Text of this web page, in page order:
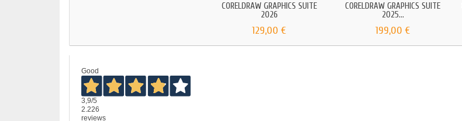
CORELDRAW GRAPHICS SUITE
2026
129,00 €
CORELDRAW GRAPHICS SUITE
2025...
199,00 €
Good
3,9/5
2.226
reviews